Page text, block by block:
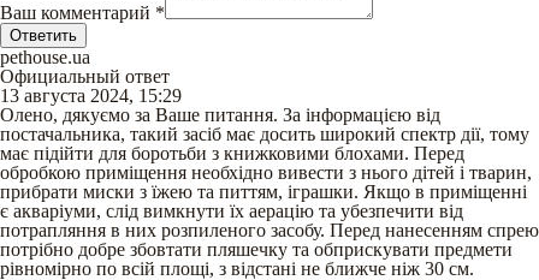
Ваш комментарий *
Ответить
pethouse.ua
Официальный ответ
13 августа 2024, 15:29
Олено, дякуємо за Ваше питання. За інформацією від
постачальника, такий засіб має досить широкий спектр дії, тому
має підійти для боротьби з книжковими блохами. Перед
обробкою приміщення необхідно вивести з нього дітей і тварин,
прибрати миски з їжею та питтям, іграшки. Якщо в приміщенні
є акваріуми, слід вимкнути їх аерацію та убезпечити від
потрапляння в них розпиленого засобу. Перед нанесенням спрею
потрібно добре збовтати пляшечку та обприскувати предмети
рівномірно по всій площі, з відстані не ближче ніж 30 см.